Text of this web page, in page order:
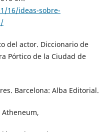
16/ideas-sobre-
del actor. Diccionario de
Pórtico de la Ciudad de
Barcelona: Alba Editorial.
Atheneum,